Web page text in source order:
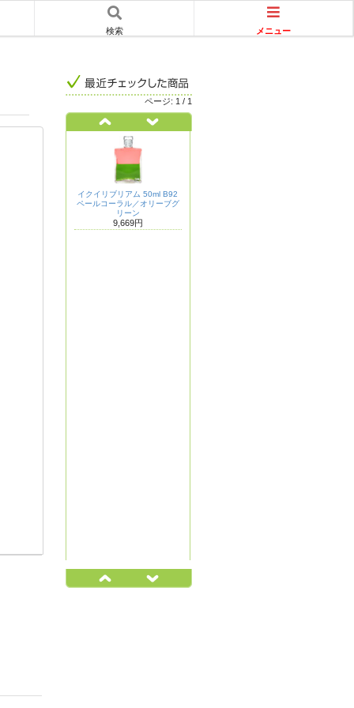
検索 メニュー
ページ: 1 / 1
イクイリブリアム 50ml B92
ペールコーラル／オリーブグ
リーン
9,669円